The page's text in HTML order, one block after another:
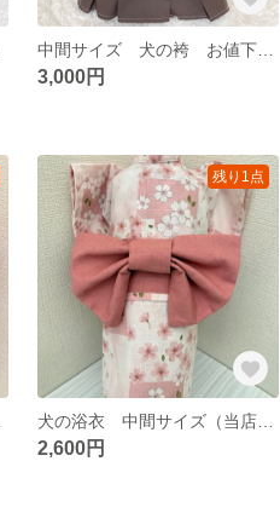
中間サイズ 犬の袴 お値下げ！
3,000円
残り1点
犬の浴衣 中間サイズ（当店XLとLサイズの中間サイズ） 女の子 リボン
2,600円